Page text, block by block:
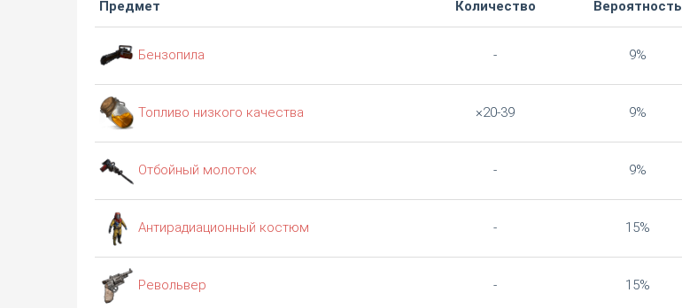
Предмет Количество Вероятность
Бензопила - 9%
Топливо низкого качества ×20-39 9%
Отбойный молоток - 9%
Антирадиационный костюм - 15%
Револьвер - 15%